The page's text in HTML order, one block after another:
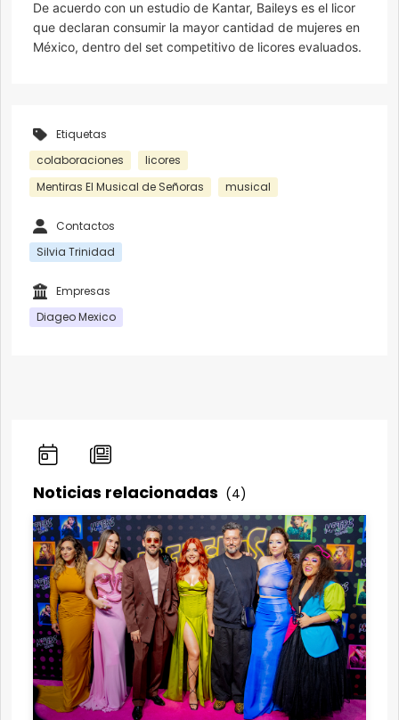
De acuerdo con un estudio de Kantar, Baileys es el licor
que declaran consumir la mayor cantidad de mujeres en
México, dentro del set competitivo de licores evaluados.
Etiquetas
colaboraciones
licores
Mentiras El Musical de Señoras
musical
Contactos
Silvia Trinidad
Empresas
Diageo Mexico
Noticias relacionadas (4)